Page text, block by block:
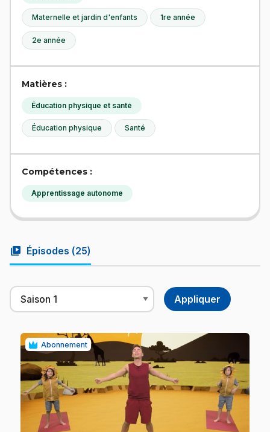
Maternelle et jardin d'enfants 1re année
2e année
Matières :
Éducation physique et santé
Éducation physique Santé
Compétences :
Apprentissage autonome
video_library Épisodes (25)
Abonnement